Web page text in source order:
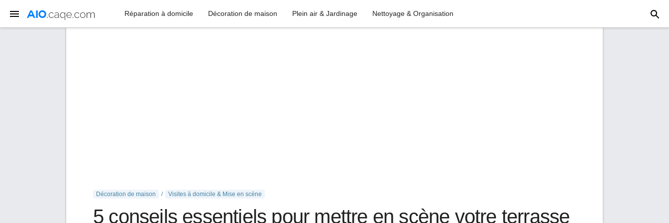
Réparation à domicile Décoration de maison Plein air & Jardinage Nettoyage & Organisation
Décoration de maison Visites à domicile & Mise en scène
5 conseils essentiels pour mettre en scène votre terrasse